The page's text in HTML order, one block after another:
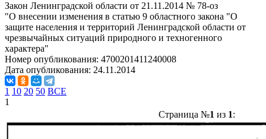
Закон Ленинградской области от 21.11.2014 № 78-оз
"О внесении изменения в статью 9 областного закона "О
защите населения и территорий Ленинградской области от
чрезвычайных ситуаций природного и техногенного
характера"
Номер опубликования: 4700201411240008
Дата опубликования: 24.11.2014
1 10 20 50 ВСЕ
1
Страница №1 из 1: